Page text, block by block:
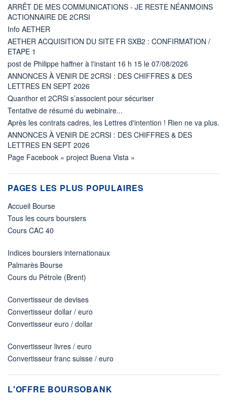
ARRÊT DE MES COMMUNICATIONS - JE RESTE NÉANMOINS
ACTIONNAIRE DE 2CRSI
Info AETHER
AETHER ACQUISITION DU SITE FR SXB2 : CONFIRMATION /
ETAPE 1
post de Philippe haffner à l'instant 16 h 15 le 07/08/2026
ANNONCES À VENIR DE 2CRSI : DES CHIFFRES & DES
LETTRES EN SEPT 2026
Quanthor et 2CRSi s’associent pour sécuriser
Tentative de résumé du webinaire...
Après les contrats cadres, les Lettres d'intention ! Rien ne va plus.
ANNONCES À VENIR DE 2CRSI : DES CHIFFRES & DES
LETTRES EN SEPT 2026
Page Facebook « project Buena Vista »
PAGES LES PLUS POPULAIRES
Accueil Bourse
Tous les cours boursiers
Cours CAC 40
Indices boursiers internationaux
Palmarès Bourse
Cours du Pétrole (Brent)
Convertisseur de devises
Convertisseur dollar / euro
Convertisseur euro / dollar
Convertisseur livres / euro
Convertisseur franc suisse / euro
L'OFFRE BOURSOBANK